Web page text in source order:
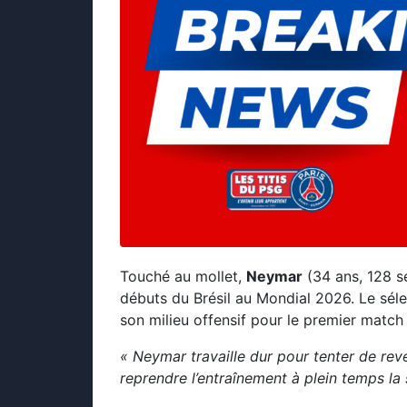
Touché au mollet, Neymar (34 ans, 128
débuts du Brésil au Mondial 2026. Le
son milieu offensif pour le premier
« Neymar travaille dur pour tenter de
reprendre l’entraînement à plein temps